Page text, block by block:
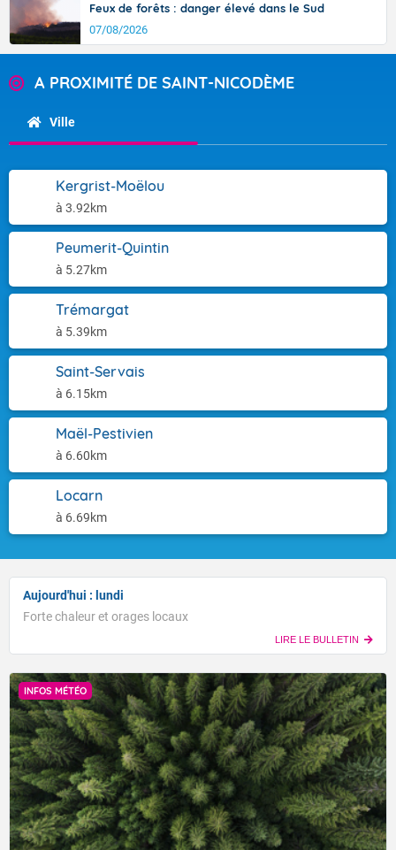
Feux de forêts : danger élevé dans le Sud
07/08/2026
A PROXIMITÉ DE SAINT-NICODÈME
Ville
Kergrist-Moëlou
à 3.92km
Peumerit-Quintin
à 5.27km
Trémargat
à 5.39km
Saint-Servais
à 6.15km
Maël-Pestivien
à 6.60km
Locarn
à 6.69km
Aujourd'hui : lundi
Forte chaleur et orages locaux
LIRE LE BULLETIN
INFOS MÉTÉO